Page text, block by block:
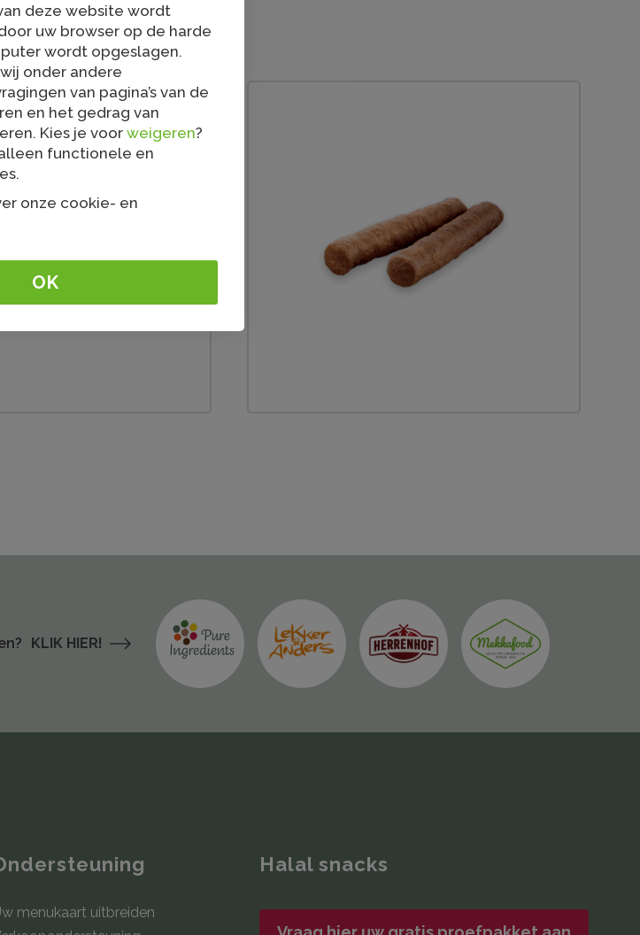
KLIK HIER!
menukaart uitbreiden
Halal snacks
deze website wordt
uw browser op de harde
wordt opgeslagen.
onder andere
van pagina’s van de
en het gedrag van
Kies je voorweigeren?
functionele en
onze cookie- en
OK